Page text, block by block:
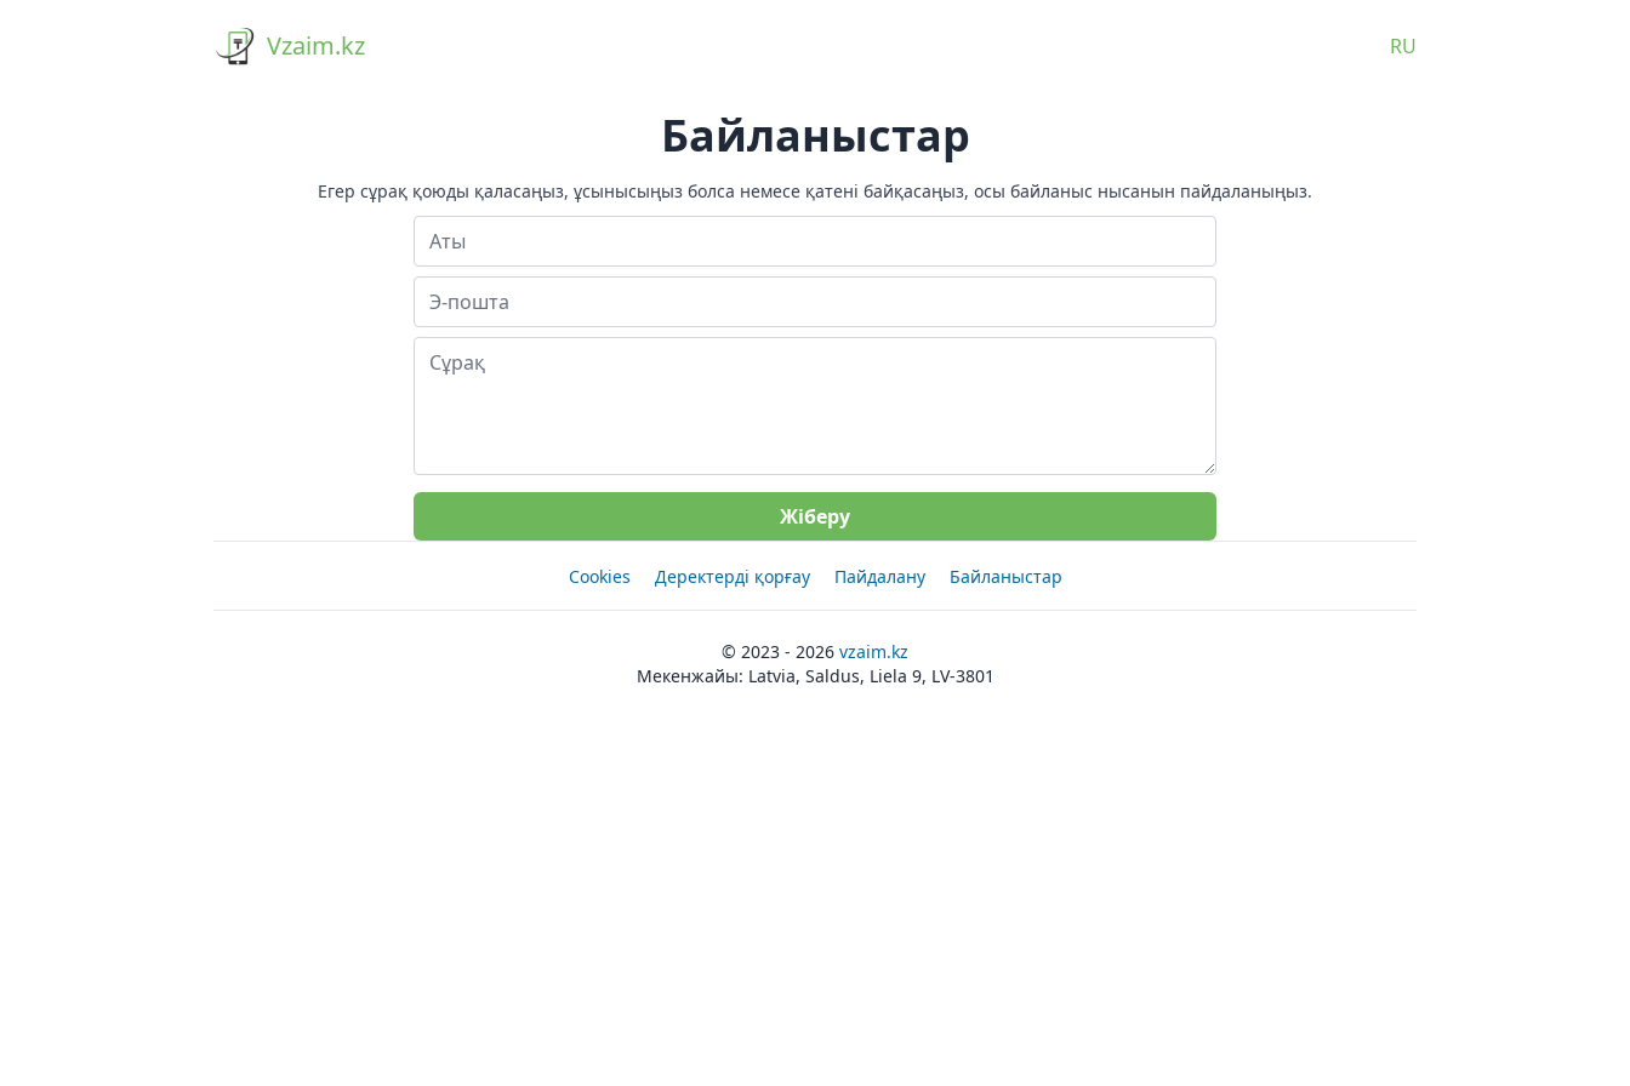
Vzaim.kz RU
Байланыстар
Егер сұрақ қоюды қаласаңыз, ұсынысыңыз болса немесе қатені байқасаңыз, осы байланыс нысанын пайдаланыңыз.
Жіберу
Cookies Деректерді қорғау Пайдалану Байланыстар
© 2023 - 2026 vzaim.kz
Мекенжайы: Latvia, Saldus, Liela 9, LV-3801